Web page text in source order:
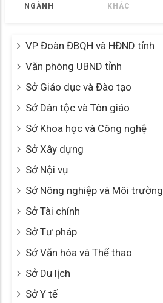
NGÀNH
KHÁC
VP Đoàn ĐBQH và HĐND tỉnh
Văn phòng UBND tỉnh
Sở Giáo dục và Đào tạo
Sở Dân tộc và Tôn giáo
Sở Khoa học và Công nghệ
Sở Xây dựng
Sở Nội vụ
Sở Nông nghiệp và Môi trường
Sở Tài chính
Sở Tư pháp
Sở Văn hóa và Thể thao
Sở Du lịch
Sở Y tế